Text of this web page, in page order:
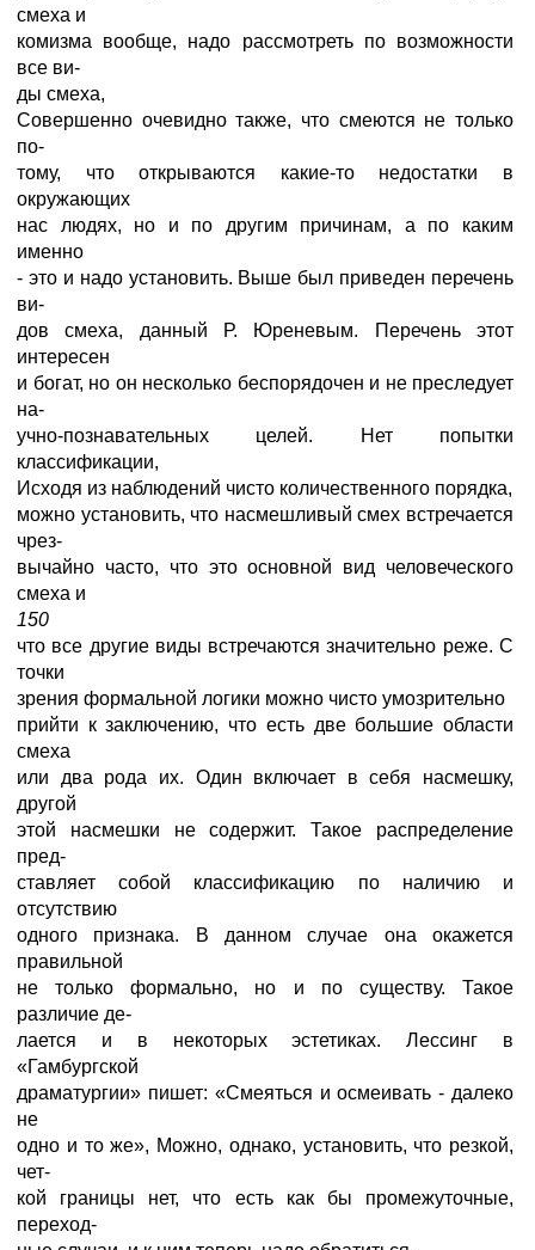
смеха и
комизма вообще, надо рассмотреть по возможности
все ви-
ды смеха,
Совершенно очевидно также, что смеются не только
по-
тому, что открываются какие-то недостатки в
окружающих
нас людях, но и по другим причинам, а по каким
именно
- это и надо установить. Выше был приведен перечень
ви-
дов смеха, данный Р. Юреневым. Перечень этот
интересен
и богат, но он несколько беспорядочен и не преследует
на-
учно-познавательных целей. Нет попытки
классификации,
Исходя из наблюдений чисто количественного порядка,
можно установить, что насмешливый смех встречается
чрез-
вычайно часто, что это основной вид человеческого
смеха и
150
что все другие виды встречаются значительно реже. С
точки
зрения формальной логики можно чисто умозрительно
прийти к заключению, что есть две большие области
смеха
или два рода их. Один включает в себя насмешку,
другой
этой насмешки не содержит. Такое распределение
пред-
ставляет собой классификацию по наличию и
отсутствию
одного признака. В данном случае она окажется
правильной
не только формально, но и по существу. Такое
различие де-
лается и в некоторых эстетиках. Лессинг в
«Гамбургской
драматургии» пишет: «Смеяться и осмеивать - далеко
не
одно и то же», Можно, однако, установить, что резкой,
чет-
кой границы нет, что есть как бы промежуточные,
переход-